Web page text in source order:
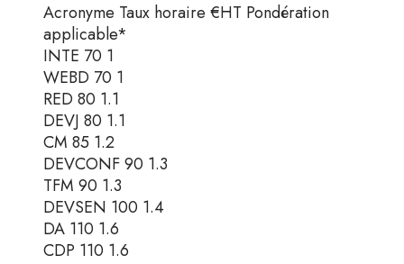
Acronyme Taux horaire €HT Pondération
applicable*
INTE 70 1
WEBD 70 1
RED 80 1.1
DEVJ 80 1.1
CM 85 1.2
DEVCONF 90 1.3
TFM 90 1.3
DEVSEN 100 1.4
DA 110 1.6
CDP 110 1.6